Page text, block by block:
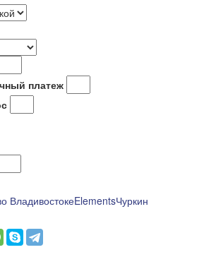
платеж
ВладивостокеElementsЧуркин